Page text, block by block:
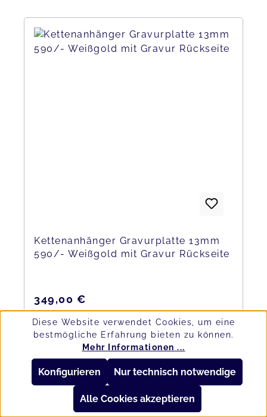
Kettenanhänger Gravurplatte 13mm
590/- Weißgold mit Gravur Rückseite
Regulärer Preis:
349,00 €
Preise inkl. MwSt. zzgl. Versandkosten
In den Warenkorb
Diese Website verwendet Cookies, um eine
bestmögliche Erfahrung bieten zu können.
Mehr Informationen ...
Nur technisch notwendige
Konfigurieren
Alle Cookies akzeptieren